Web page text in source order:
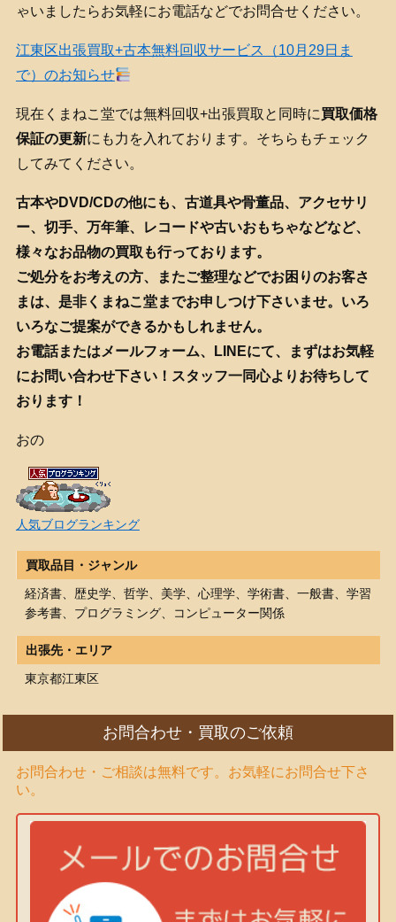
ゃいましたらお気軽にお電話などでお問合せください。
江東区出張買取+古本無料回収サービス（10月29日ま
で）のお知らせ
現在くまねこ堂では無料回収+出張買取と同時に買取価格
保証の更新にも力を入れております。そちらもチェック
してみてください。
古本やDVD/CDの他にも、古道具や骨董品、アクセサリ
ー、切手、万年筆、レコードや古いおもちゃなどなど、
様々なお品物の買取も行っております。
ご処分をお考えの方、またご整理などでお困りのお客さ
まは、是非くまねこ堂までお申しつけ下さいませ。いろ
いろなご提案ができるかもしれません。
お電話またはメールフォーム、LINEにて、まずはお気軽
にお問い合わせ下さい！スタッフ一同心よりお待ちして
おります！
おの
人気ブログランキング
買取品目・ジャンル
経済書、歴史学、哲学、美学、心理学、学術書、一般書、学習
参考書、プログラミング、コンピューター関係
出張先・エリア
東京都江東区
お問合わせ・買取のご依頼
お問合わせ・ご相談は無料です。お気軽にお問合せ下さ
い。